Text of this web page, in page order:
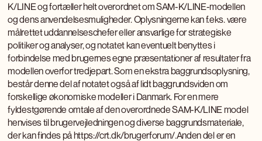
K/LINE og fortæller helt overordnet om SAM-K/LINE-modellen
og dens anvendelsesmuligheder. Oplysningerne kan f.eks. være
målrettet uddannelseschefer eller ansvarlige for strategiske
politiker og analyser, og notatet kan eventuelt benyttes i
forbindelse med brugernes egne præsentationer af resultater fra
modellen overfor tredjepart. Som en ekstra baggrundsoplysning,
består denne del af notatet også af lidt baggrundsviden om
forskellige økonomiske modeller i Danmark. For en mere
fyldestgørende omtale af den overordnede SAM-K/LINE model
henvises til brugervejledningen og diverse baggrundsmateriale,
der kan findes på https://crt.dk/brugerforum/.Anden del er en